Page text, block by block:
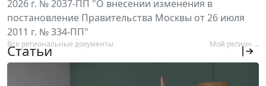
2026 г. № 2037-ПП "О внесении изменения в
постановление Правительства Москвы от 26 июля
2011 г. № 334-ПП"
Все региональные документы Мой регион ...
Статьи